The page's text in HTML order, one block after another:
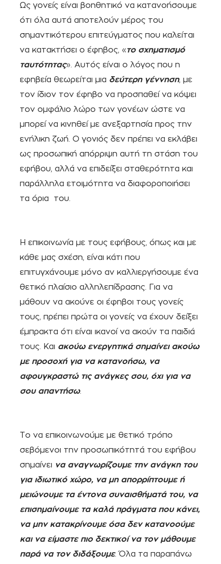
Ως γονείς είναι βοηθητικό να κατανοήσουμε
ότι όλα αυτά αποτελούν μέρος του
σημαντικότερου επιτεύγματος που καλείται
να κατακτήσει ο έφηβος, «το σχηματισμό
ταυτότητας». Αυτός είναι ο λόγος που η
εφηβεία θεωρείται μια δεύτερη γέννηση, με
τον ίδιον τον έφηβο να προσπαθεί να κόψει
τον ομφάλιο λώρο των γονέων ώστε να
μπορεί να κινηθεί με ανεξαρτησία προς την
ενήλικη ζωή. Ο γονιός δεν πρέπει να εκλάβει
ως προσωπική απόρριψη αυτή τη στάση του
εφήβου, αλλά να επιδείξει σταθερότητα και
παράλληλα ετοιμότητα να διαφοροποιήσει
τα όρια του.
Η επικοινωνία με τους εφήβους, όπως και με
κάθε μας σχέση, είναι κάτι που
επιτυγχάνουμε μόνο αν καλλιεργήσουμε ένα
θετικό πλαίσιο αλληλεπίδρασης. Για να
μάθουν να ακούνε οι έφηβοι τους γονείς
τους, πρέπει πρώτα οι γονείς να έχουν δείξει
έμπρακτα ότι είναι ικανοί να ακούν τα παιδιά
τους. Και ακούω ενεργητικά σημαίνει ακούω
με προσοχή για να κατανοήσω, να
αφουγκραστώ τις ανάγκες σου, όχι για να
σου απαντήσω.
Το να επικοινωνούμε με θετικό τρόπο
σεβόμενοι την προσωπικότητά του εφήβου
σημαίνει να αναγνωρίζουμε την ανάγκη του
για ιδιωτικό χώρο, να μη απορρίπτουμε ή
μειώνουμε τα έντονα συναισθήματά του, να
επισημαίνουμε τα καλά πράγματα που κάνει,
να μην κατακρίνουμε όσα δεν κατανοούμε
και να είμαστε πιο δεκτικοί να τον μάθουμε
παρά να τον διδάξουμε. Όλα τα παραπάνω